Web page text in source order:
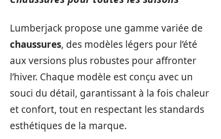
Lumberjack propose une gamme variée de
chaussures, des modèles légers pour l’été
aux versions plus robustes pour affronter
l’hiver. Chaque modèle est conçu avec un
souci du détail, garantissant à la fois chaleur
et confort, tout en respectant les standards
esthétiques de la marque.